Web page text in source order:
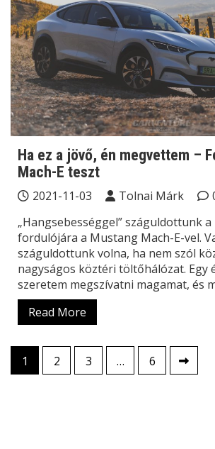
Ha ez a jövő, én megvettem –
Mach-E teszt
2021-11-03 Tolnai Márk
„Hangsebességgel” száguldottunk a
fordulójára a Mustang Mach-E-vel.
száguldottunk volna, ha nem szól
nagyságos köztéri töltőhálózat. Egy
szeretem megszívatni magamat, és
Read More
Bejegyzések
lapozása
1 2 3 … 6